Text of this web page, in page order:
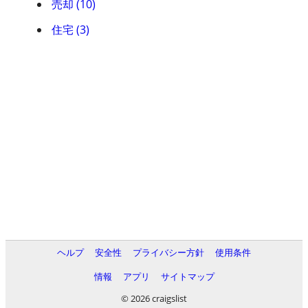
売却 (10)
住宅 (3)
ヘルプ 安全性 プライバシー方針
使用条件
情報
アプリ
サイトマップ
© 2026 craigslist